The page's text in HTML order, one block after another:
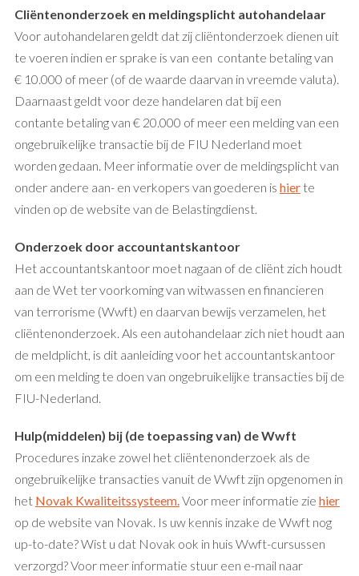
Cliëntenonderzoek en meldingsplicht autohandelaar
Voor autohandelaren geldt dat zij cliëntonderzoek dienen uit
te voeren indien er sprake is van een contante betaling van
€ 10.000 of meer (of de waarde daarvan in vreemde valuta).
Daarnaast geldt voor deze handelaren dat bij een
contante betaling van € 20.000 of meer een melding van een
ongebruikelijke transactie bij de FIU Nederland moet
worden gedaan. Meer informatie over de meldingsplicht van
onder andere aan- en verkopers van goederen is hierte
vinden op de website van de Belastingdienst.
Onderzoek door accountantskantoor
Het accountantskantoor moet nagaan of de cliënt zich houdt
aan de Wet ter voorkoming van witwassen en financieren
van terrorisme (Wwft) en daarvan bewijs verzamelen, het
cliëntenonderzoek. Als een autohandelaar zich niet houdt aan
de meldplicht, is dit aanleiding voor het accountantskantoor
om een melding te doen van ongebruikelijke transacties bij de
FIU-Nederland.
Hulp(middelen) bij (de toepassing van) de Wwft
Procedures inzake zowel het cliëntenonderzoek als de
ongebruikelijke transacties vanuit de Wwft zijn opgenomen in
het Novak Kwaliteitssysteem.Voor meer informatie zie hier
op de website van Novak. Is uw kennis inzake de Wwft nog
up-to-date? Wist u dat Novak ook in huis Wwft-cursussen
verzorgd? Voor meer informatie stuur een e-mail naar